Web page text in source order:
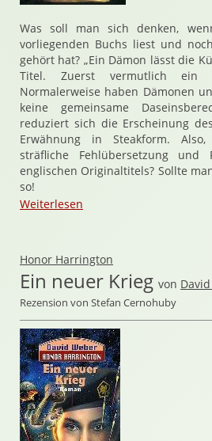
Was soll man sich denken,
vorliegenden Buchs liest und
gehört hat? „Ein Dämon lässt die
Titel. Zuerst vermutlich ein
Normalerweise haben Dämonen
keine gemeinsame
reduziert sich die Erscheinung
Erwähnung in Steakform.
sträfliche Fehlübersetzung und
englischen Originaltitels? Sollte
so!
Weiterlesen
Honor Harrington
Ein neuer Krieg von
Rezension von Stefan Cernohuby